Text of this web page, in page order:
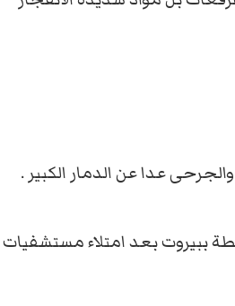
عدا عن الدمار الكبير .
ببيروت بعد امتلاء مستشفيات